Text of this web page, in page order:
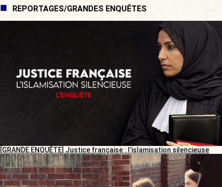
REPORTAGES/GRANDES ENQUÊTES
[GRANDE ENQUÊTE] Justice française : l’islamisation silencieuse